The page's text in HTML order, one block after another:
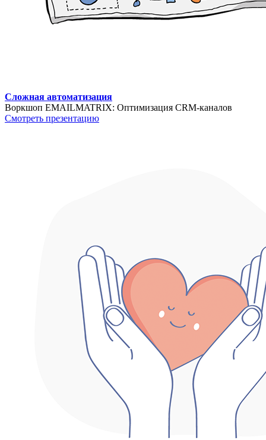
Сложная автоматизация
Воркшоп EMAILMATRIX: Оптимизация CRM-каналов
Смотреть презентацию